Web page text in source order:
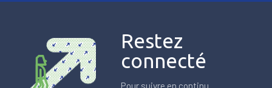
Restez
connecté
Pour suivre en continu